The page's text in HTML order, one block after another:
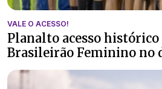
VALE O ACESSO!
Planalto acesso histórico
Brasileirão Feminino no